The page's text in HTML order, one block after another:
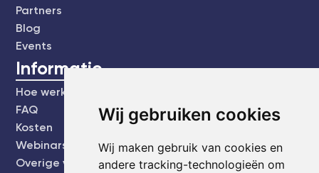
Wij gebruiken cookies
Wij maken gebruik van cookies en
andere tracking-technologieën om
Partners
Blog
Events
Informatie
Hoe werkt het?
FAQ
Kosten
Webinars's
Overige video's